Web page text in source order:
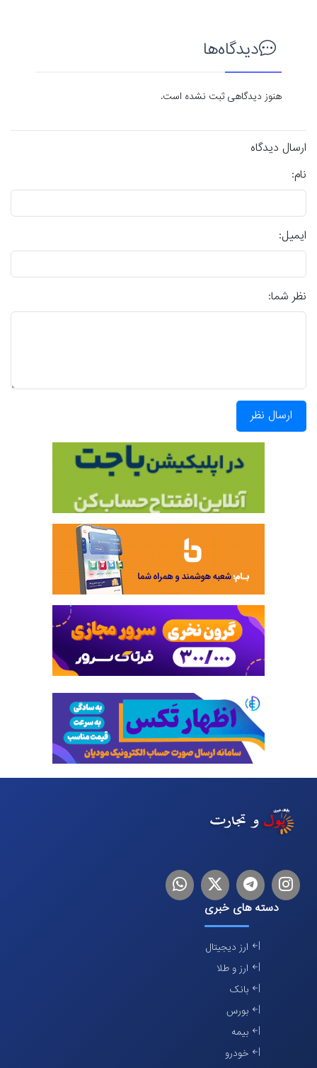
دیدگاه‌ها
هنوز دیدگاهی ثبت نشده است.
ارسال دیدگاه
نام:
ایمیل:
نظر شما:
ارسال نظر
اینستاگرام
تلگرام توییترلینکدین
دسته های خبری
ارز دیجیتال
ارز و طلا
بانک
بورس
بیمه
خودرو